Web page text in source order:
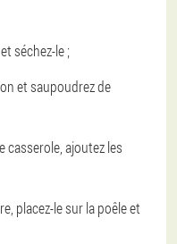
séchez-le ;
et saupoudrez de
casserole, ajoutez les
placez-le sur la poêle et